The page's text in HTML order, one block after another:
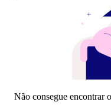
Não consegue encontrar